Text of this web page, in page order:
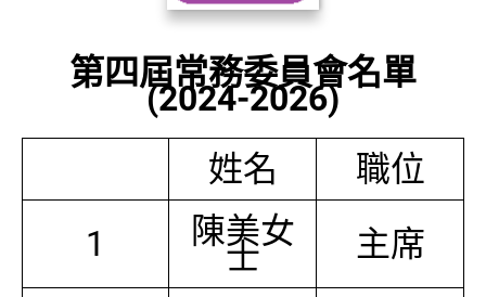
第四屆常務委員會名單
(2024-2026)
姓名
職位
1
陳美女
士 主席